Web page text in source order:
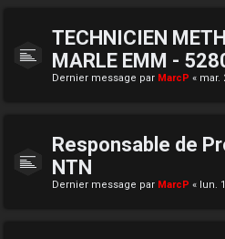
TECHNICIEN
MARLE EMM -
Dernier message par MarcP « mar.
Responsable de
NTN
Dernier message par MarcP « lun.